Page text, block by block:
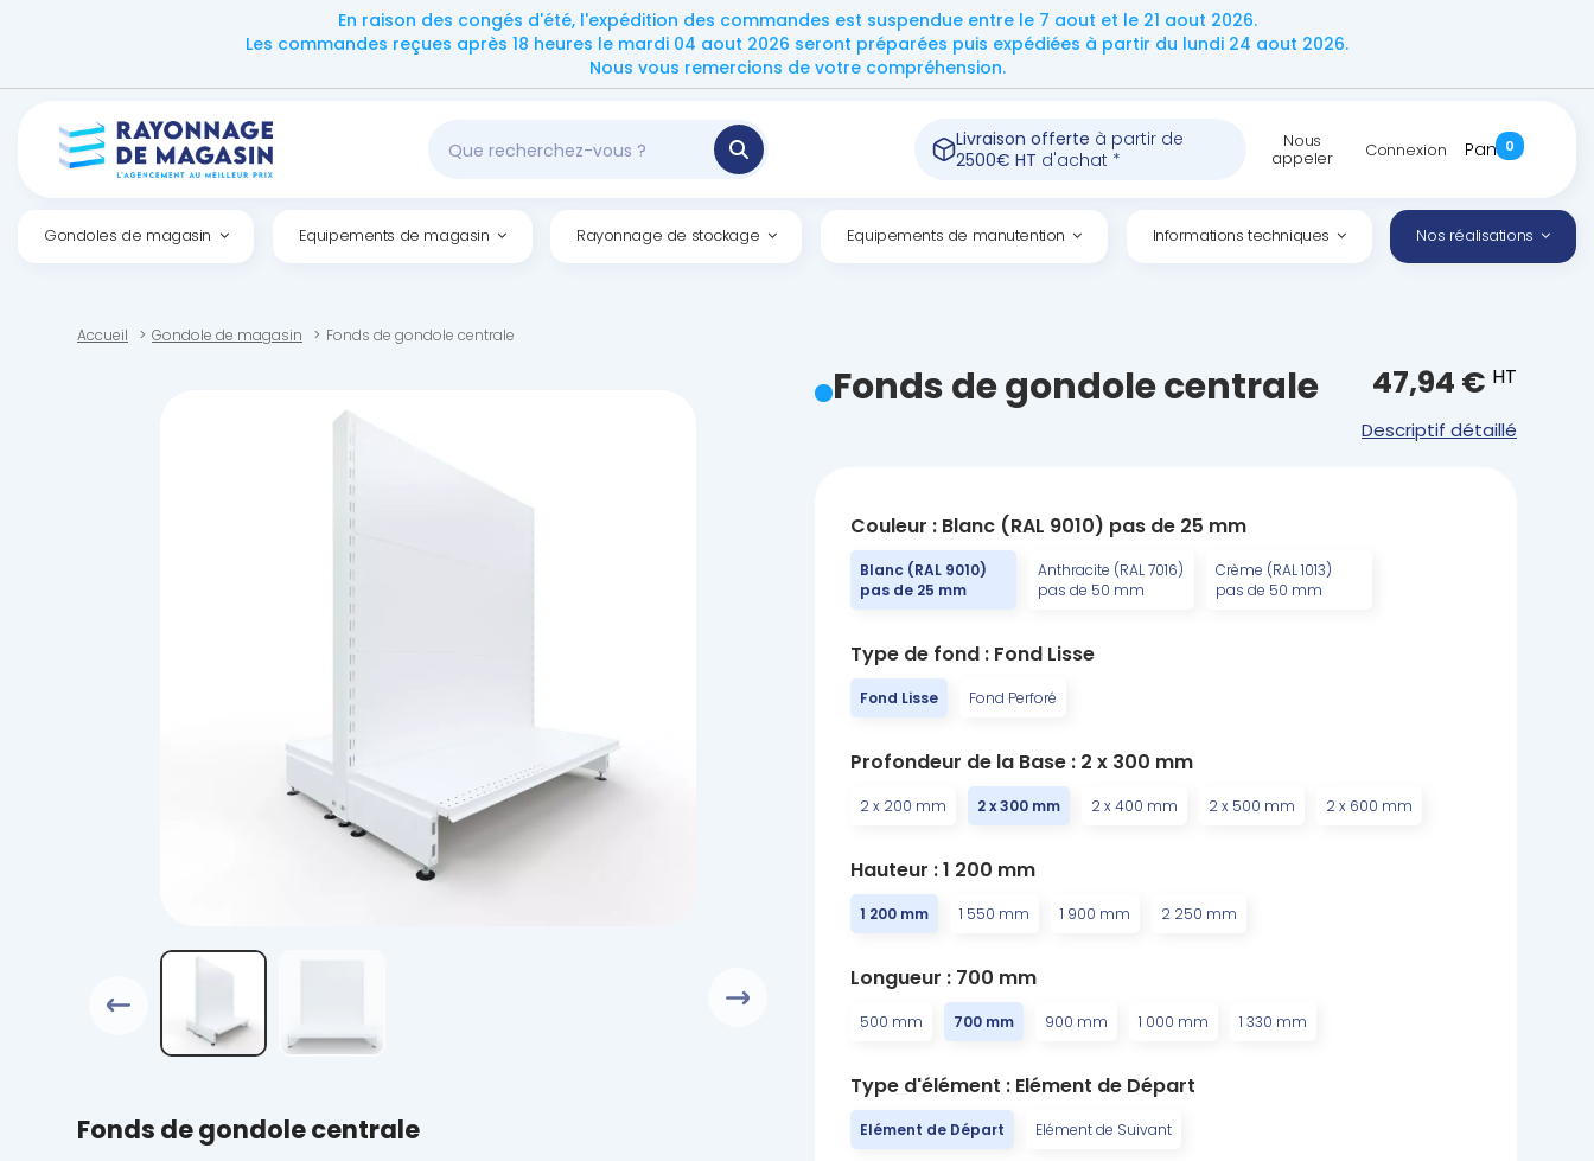
En raison des congés d'été, l'expédition des commandes est suspendue entre le 7 aout et le 21 aout 2026.
Les commandes reçues après 18 heures le mardi 04 aout 2026 seront préparées puis expédiées à partir du lundi 24 aout 2026.
Nous vous remercions de votre compréhension.
Livraison offerte à partir de
2500€ HT d'achat *
Nous
appeler Connexion Panier
0
Gondoles de magasin Equipements de magasin Rayonnage de stockage Equipements de manutention Informations techniques Nos réalisations
Accueil Gondole de magasin Fonds de gondole centrale
Fonds de gondole centrale
Fonds de gondole centrale 47,94 € HT
Descriptif détaillé
Couleur : Blanc (RAL 9010) pas de 25 mm
Blanc (RAL 9010)
pas de 25 mm
Anthracite (RAL 7016)
pas de 50 mm
Crème (RAL 1013)
pas de 50 mm
Type de fond : Fond Lisse
Fond Lisse Fond Perforé
Profondeur de la Base : 2 x 300 mm
2 x 200 mm 2 x 300 mm 2 x 400 mm 2 x 500 mm 2 x 600 mm
Hauteur : 1 200 mm
1 200 mm 1 550 mm 1 900 mm 2 250 mm
Longueur : 700 mm
500 mm 700 mm 900 mm 1 000 mm 1 330 mm
Type d'élément : Elément de Départ
Elément de Départ Elément de Suivant